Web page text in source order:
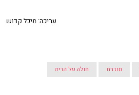
סוכרת חולה על הבית